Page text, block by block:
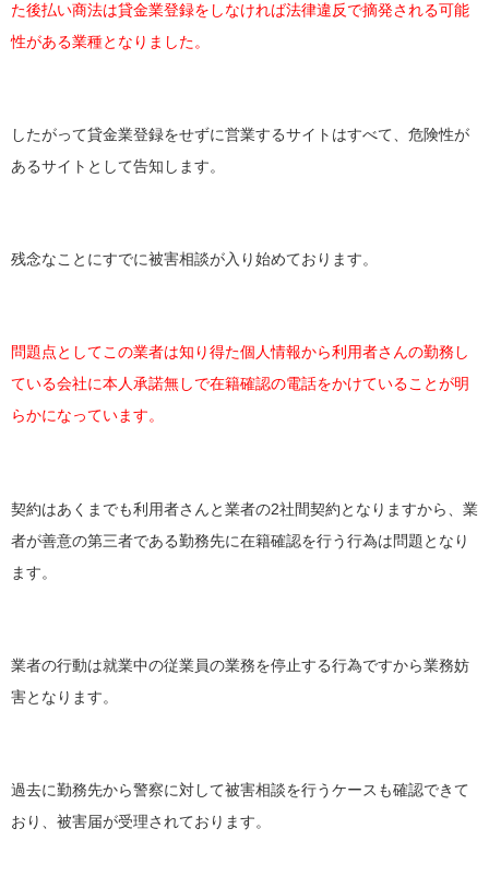
た後払い商法は貸金業登録をしなければ法律違反で摘発される可能
性がある業種となりました。
したがって貸金業登録をせずに営業するサイトはすべて、危険性が
あるサイトとして告知します。
残念なことにすでに被害相談が入り始めております。
問題点としてこの業者は知り得た個人情報から利用者さんの勤務し
ている会社に本人承諾無しで在籍確認の電話をかけていることが明
らかになっています。
契約はあくまでも利用者さんと業者の2社間契約となりますから、業
者が善意の第三者である勤務先に在籍確認を行う行為は問題となり
ます。
業者の行動は就業中の従業員の業務を停止する行為ですから業務妨
害となります。
過去に勤務先から警察に対して被害相談を行うケースも確認できて
おり、被害届が受理されております。